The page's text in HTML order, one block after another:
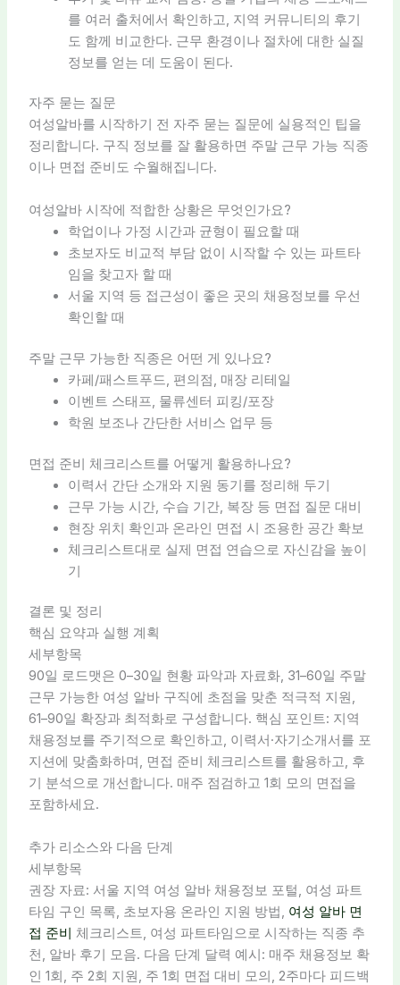
를 여러 출처에서 확인하고, 지역 커뮤니티의 후기
도 함께 비교한다. 근무 환경이나 절차에 대한 실질
정보를 얻는 데 도움이 된다.
자주 묻는 질문
여성알바를 시작하기 전 자주 묻는 질문에 실용적인 팁을
정리합니다. 구직 정보를 잘 활용하면 주말 근무 가능 직종
이나 면접 준비도 수월해집니다.
여성알바 시작에 적합한 상황은 무엇인가요?
학업이나 가정 시간과 균형이 필요할 때
초보자도 비교적 부담 없이 시작할 수 있는 파트타
임을 찾고자 할 때
서울 지역 등 접근성이 좋은 곳의 채용정보를 우선
확인할 때
주말 근무 가능한 직종은 어떤 게 있나요?
카페/패스트푸드, 편의점, 매장 리테일
이벤트 스태프, 물류센터 피킹/포장
학원 보조나 간단한 서비스 업무 등
면접 준비 체크리스트를 어떻게 활용하나요?
이력서 간단 소개와 지원 동기를 정리해 두기
근무 가능 시간, 수습 기간, 복장 등 면접 질문 대비
현장 위치 확인과 온라인 면접 시 조용한 공간 확보
체크리스트대로 실제 면접 연습으로 자신감을 높이
기
결론 및 정리
핵심 요약과 실행 계획
세부항목
90일 로드맷은 0–30일 현황 파악과 자료화, 31–60일 주말
근무 가능한 여성 알바 구직에 초점을 맞춘 적극적 지원,
61–90일 확장과 최적화로 구성합니다. 핵심 포인트: 지역
채용정보를 주기적으로 확인하고, 이력서·자기소개서를 포
지션에 맞춤화하며, 면접 준비 체크리스트를 활용하고, 후
기 분석으로 개선합니다. 매주 점검하고 1회 모의 면접을
포함하세요.
추가 리소스와 다음 단계
세부항목
권장 자료: 서울 지역 여성 알바 채용정보 포털, 여성 파트
타임 구인 목록, 초보자용 온라인 지원 방법, 여성 알바 면
접 준비 체크리스트, 여성 파트타임으로 시작하는 직종 추
천, 알바 후기 모음. 다음 단계 달력 예시: 매주 채용정보 확
인 1회, 주 2회 지원, 주 1회 면접 대비 모의, 2주마다 피드백